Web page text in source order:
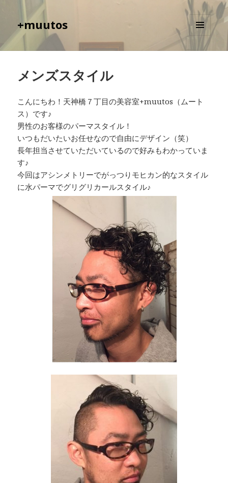
+muutos
メニュ
ーとウ
メンズスタイル
こんにちわ！天神橋７丁目の美容室+muutos（ムート
ス）です♪
男性のお客様のパーマスタイル！
いつもだいたいお任せなので自由にデザイン（笑）
長年担当させていただいているので好みもわかっていま
す♪
今回はアシンメトリーでがっつりモヒカン的なスタイル
に水パーマでグリグリカールスタイル♪